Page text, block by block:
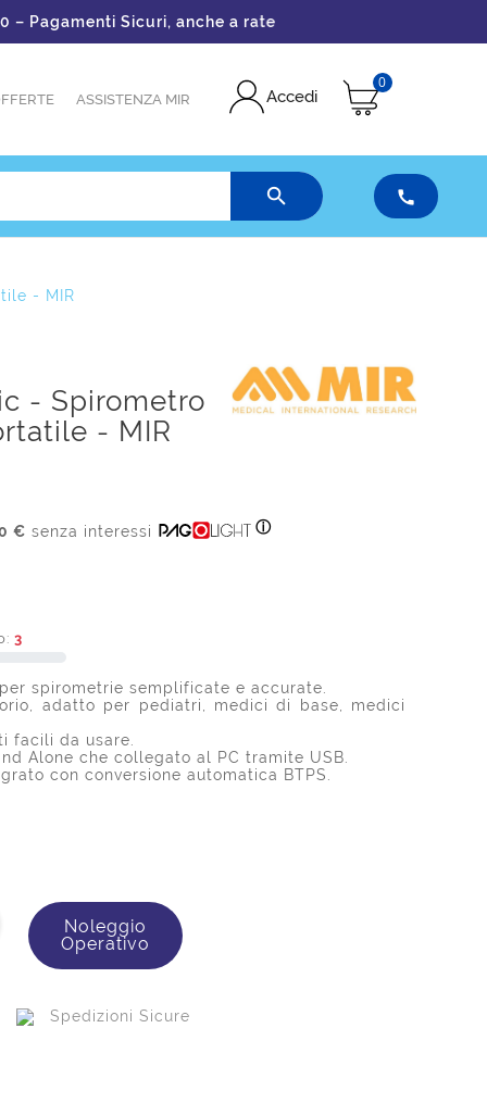
Sicuri, anche a rate
ASSISTENZA MIR Accedi
0
 
- MIR
- Spirometro
- MIR
€ senza interessi ⓘ
3
spirometrie semplificate e accurate.
adatto per pediatri, medici di base, medici
facili da usare.
Alone che collegato al PC tramite USB.
con conversione automatica BTPS.
Noleggio
Operativo
Spedizioni Sicure